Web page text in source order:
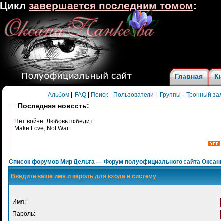
Главная
Альбом FAQ Поиск Пользователи Группы Тронный
Последняя новость:
Нет войне. Любовь победит.
Make Love, Not War.
Список форумов Мир Дельта — Форум полуофициального сайта
Введите ваше имя и пароль для входа в систему
Имя:
Пароль:
Цикл завершается последним томом: